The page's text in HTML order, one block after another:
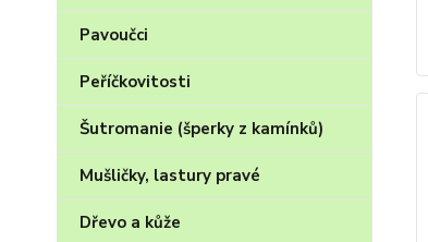
Pavoučci
Peříčkovitosti
Šutromanie (šperky z kamínků)
Mušličky, lastury pravé
Dřevo a kůže